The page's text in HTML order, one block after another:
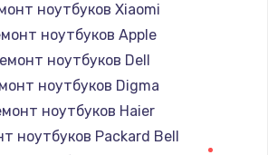
Чистка дренажа
1500 руб.
Заказать
электронного узла
3650 руб.
ноутбуков Xiaomi
ноутбуков Apple
ноутбуков Dell
ноутбуков Digma
ноутбуков Haier
ноутбуков Packard Bell